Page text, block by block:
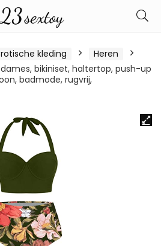
kleding
Heren
bikiniset, haltertop, push-up
badmode, rugvrij,